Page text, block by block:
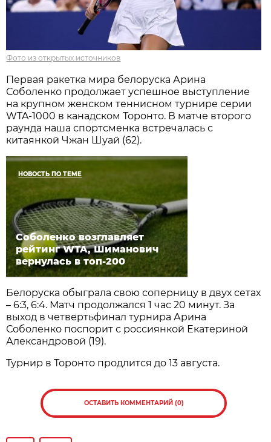
Фото из открытых источников
Первая ракетка мира белоруска Арина
Соболенко продолжает успешное выступление
на крупном женском теннисном турнире серии
WTA-1000 в канадском Торонто. В матче второго
раунда наша спортсменка встречалась с
китаянкой Чжан Шуай (62).
НОВОСТЬ ПО ТЕМЕ
Соболенко возглавляет
рейтинг WTA, Шиманович
вернулась в топ-200
Белоруска обыграла свою соперницу в двух сетах
– 6:3, 6:4. Матч продолжался 1 час 20 минут. За
выход в четвертьфинал турнира Арина
Соболенко поспорит с россиянкой Екатериной
Александровой (19).
Турнир в Торонто продлится до 13 августа.
ОСТАВИТЬ КОММЕНТАРИЙ (0)